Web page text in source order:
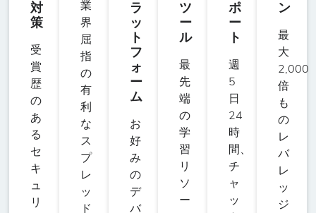
対
策
受
賞
歴
の
あ
る
セ
キ
ュ
リ
業
界
屈
指
の
有
利
な
ス
プ
レ
ッ
ド
ラ
ッ
ト
フ
ォ
ー
ム
お
好
み
の
デ
バ
ツ
ー
ル
最
先
端
の
学
習
リ
ソ
ー
ポ
ー
ト
週
5
日
24
時
間、
チ
ャ
ッ
ン
最
大
2,000
倍
も
の
レ
バ
レ
ッ
ジ